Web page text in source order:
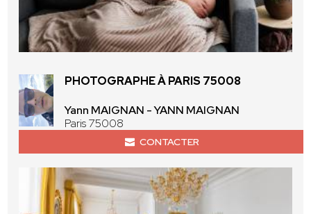
PHOTOGRAPHE À PARIS 75008
Yann MAIGNAN - YANN MAIGNAN
Paris 75008
CONTACTER